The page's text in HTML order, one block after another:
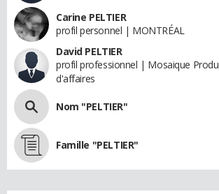
Carine PELTIER
profil personnel | MONTRÉAL
David PELTIER
profil professionnel | Mosaique
d'affaires
Nom "PELTIER"
Famille "PELTIER"